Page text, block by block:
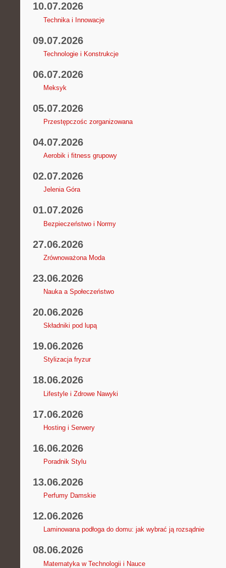
10.07.2026
Technika i Innowacje
09.07.2026
Technologie i Konstrukcje
06.07.2026
Meksyk
05.07.2026
Przestępczośc zorganizowana
04.07.2026
Aerobik i fitness grupowy
02.07.2026
Jelenia Góra
01.07.2026
Bezpieczeństwo i Normy
27.06.2026
Zrównoważona Moda
23.06.2026
Nauka a Społeczeństwo
20.06.2026
Składniki pod lupą
19.06.2026
Stylizacja fryzur
18.06.2026
Lifestyle i Zdrowe Nawyki
17.06.2026
Hosting i Serwery
16.06.2026
Poradnik Stylu
13.06.2026
Perfumy Damskie
12.06.2026
Laminowana podłoga do domu: jak wybrać ją rozsądnie
08.06.2026
Matematyka w Technologii i Nauce